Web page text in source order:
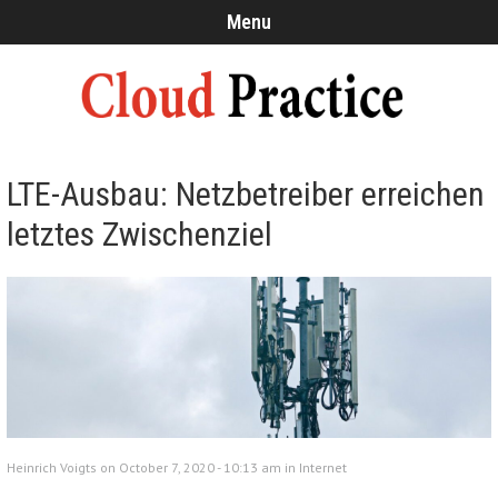
Menu
LTE-Ausbau: Netzbetreiber erreichen
letztes Zwischenziel
Heinrich Voigts on October 7, 2020 - 10:13 am in Internet